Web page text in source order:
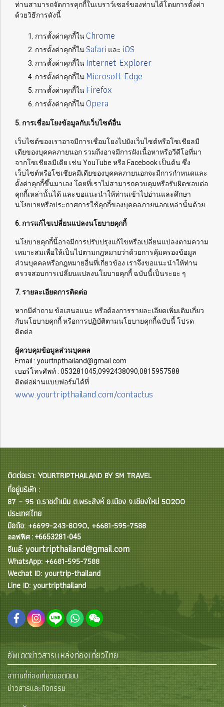
ท่านสามารถจัดการคุกกี้ในเบราว์เซอร์ของท่านได้โดยการตั้งค่า
ด้วยวิธีการดังนี้
การตั้งค่าคุกกี้ในChrome
การตั้งค่าคุกกี้ใน Safari และ iOS
การตั้งค่าคุกกี้ใน Internet Explorer
การตั้งค่าคุกกี้ใน Microsoft Edge
การตั้งค่าคุกกี้ใน Firefox
การตั้งค่าคุกกี้ในOpera
5. การเชื่อมโยงข้อมูลกับเว็บไซต์อื่น
เว็บไซต์ของเราอาจมีการเชื่อมโยงไปยังเว็บไซต์หรือโซเชียลมี
เดียของบุคคลภายนอก รวมถึงอาจมีการฝังเนื้อหาหรือวีดีโอที่มา
จากโซเชียลมีเดีย เช่น YouTube หรือ Facebook เป็นต้น ซึ่ง
เว็บไซต์หรือโซเชียลมีเดียของบุคคลภายนอกจะมีการกำหนดและ
ตั้งค่าคุกกี้ขึ้นมาเอง โดยที่เราไม่สามารถควบคุมหรือรับผิดชอบต่อ
คุกกี้เหล่านั้นได้ และขอแนะนำให้ท่านเข้าไปอ่านและศึกษา
นโยบายหรือประกาศการใช้คุกกี้ของบุคคลภายนอกเหล่านั้นด้วย
6. การแก้ไขเปลี่ยนแปลงนโยบายคุกกี้
นโยบายคุกกี้นี้อาจมีการปรับปรุงแก้ไขหรือเปลี่ยนแปลงตามความ
เหมาะสมเพื่อให้เป็นไปตามกฎหมายว่าด้วยการคุ้มครองข้อมูล
ส่วนบุคคลหรือกฎหมายอื่นที่เกี่ยวข้อง เราจึงขอแนะนำให้ท่าน
ตรวจสอบการเปลี่ยนแปลงนโยบายคุกกี้ ฉบับนี้เป็นระยะ ๆ
7. รายละเอียดการติดต่อ
หากมีคำถาม ข้อเสนอแนะ หรือต้องการรายละเอียดเพิ่มเติมเกี่ยว
กับนโยบายคุกกี้ หรือการปฏิบัติตามนโยบายคุกกี้ฉบับนี้ โปรด
ติดต่อ
ผู้ควบคุมข้อมูลส่วนบุคคล
Email : yourtripthailand@gmail.com
เบอร์โทรศัพท์ : 053281045,0992438090,0815957588
ติดต่อผ่านแบบฟอร์มได้ที่
www.yourtripthailand.com/contactus
ติดต่อเรา: YOURTRIPTHAILAND BY SM TRAVEL
ที่อยู่บริษัท :
87 – 95 ถ.ราชดำเนิน ต.พระสิงห์ อ.เมือง จ.เชียงใหม่ 50200
ประเทศไทย
มือถือ: +6699-243-8090, +6681-595-7588
ออฟฟิศ : +6653281-045
อีเมล์: yourtripthailand@gmail.com
WhatsApp: +6681-595-7588
Wechat ID: yourtrip-thailand
Line ID: yourtripthailand
อัพเดตข่าวสารแหล่งท่องเที่ยวไทย
สถานที่ท่องเที่ยวยอดนิยม
ข่าวสารและกิจกรรม